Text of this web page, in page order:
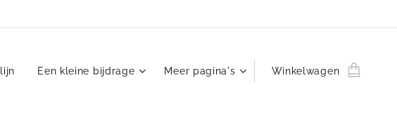
Een kleine bijdrage Meer pagina's Winkelwagen